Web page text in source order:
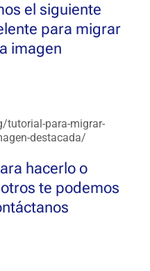
el siguiente
para migrar
imagen
tutorial-para-migrar-
destacada/
hacerlo o
te podemos